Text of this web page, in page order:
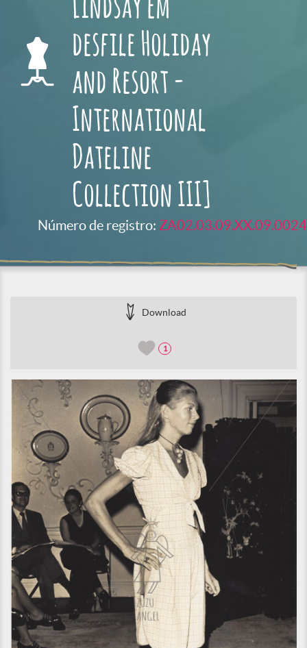
Lindsay em
desfile Holiday
and Resort -
International
Dateline
Collection III]
Número de registro: ZA02.03.09.XX.09.0024
Download
1